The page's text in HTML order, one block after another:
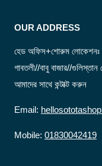
OUR ADDRESS
হেড অফিস+শোরুম লোকেশনঃ
গাবতলী//বাবু বাজার//গুলিস্তান
আমাদের সাথে কন্টাক্ট করুন
Email:
Mobile: 01830042419